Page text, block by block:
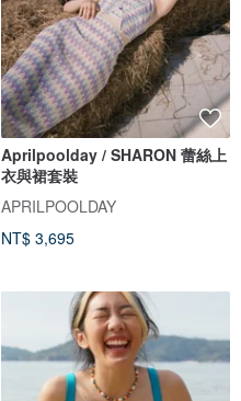
Aprilpoolday / SHARON 蕾絲上
衣與裙套裝
APRILPOOLDAY
NT$ 3,695